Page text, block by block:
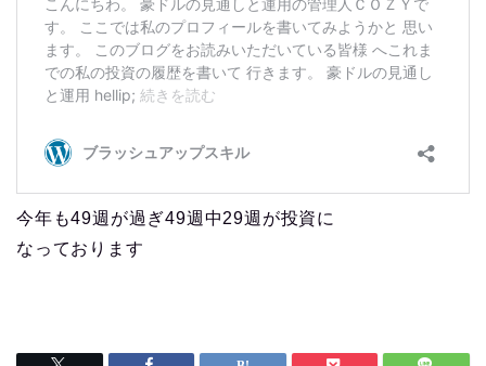
今年も49週が過ぎ49週中29週が投資に
なっております